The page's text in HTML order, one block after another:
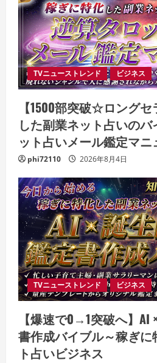
TVニューストレンド ビジネス
【1500部突破☆ロング
した副業ネット占いの
ット占いメール鑑定マニ
phi72110 2026年8月4日
TVニューストレンド ビジネス
【爆速で0→1突破へ】AI
書作成バイブル～稼ぎに
ト占いビジネス